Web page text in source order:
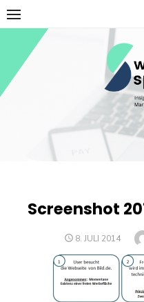
Skip
to
content
Screenshot
POSTED
8. JULI 2014